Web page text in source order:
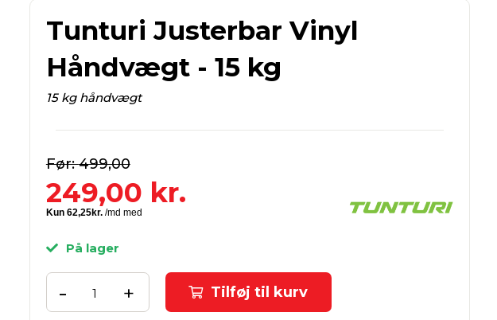
Tunturi Justerbar Vinyl
Håndvægt - 15 kg
15 kg håndvægt
499,00
249,00 kr.
På lager
+
- Tilføj til kurv